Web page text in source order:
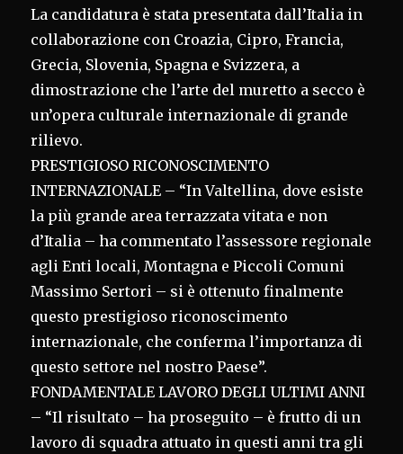
La candidatura è stata presentata dall’Italia in
collaborazione con Croazia, Cipro, Francia,
Grecia, Slovenia, Spagna e Svizzera, a
dimostrazione che l’arte del muretto a secco è
un’opera culturale internazionale di grande
rilievo.
PRESTIGIOSO RICONOSCIMENTO
INTERNAZIONALE – “In Valtellina, dove esiste
la più grande area terrazzata vitata e non
d’Italia – ha commentato l’assessore regionale
agli Enti locali, Montagna e Piccoli Comuni
Massimo Sertori – si è ottenuto finalmente
questo prestigioso riconoscimento
internazionale, che conferma l’importanza di
questo settore nel nostro Paese”.
FONDAMENTALE LAVORO DEGLI ULTIMI ANNI
– “Il risultato – ha proseguito – è frutto di un
lavoro di squadra attuato in questi anni tra gli